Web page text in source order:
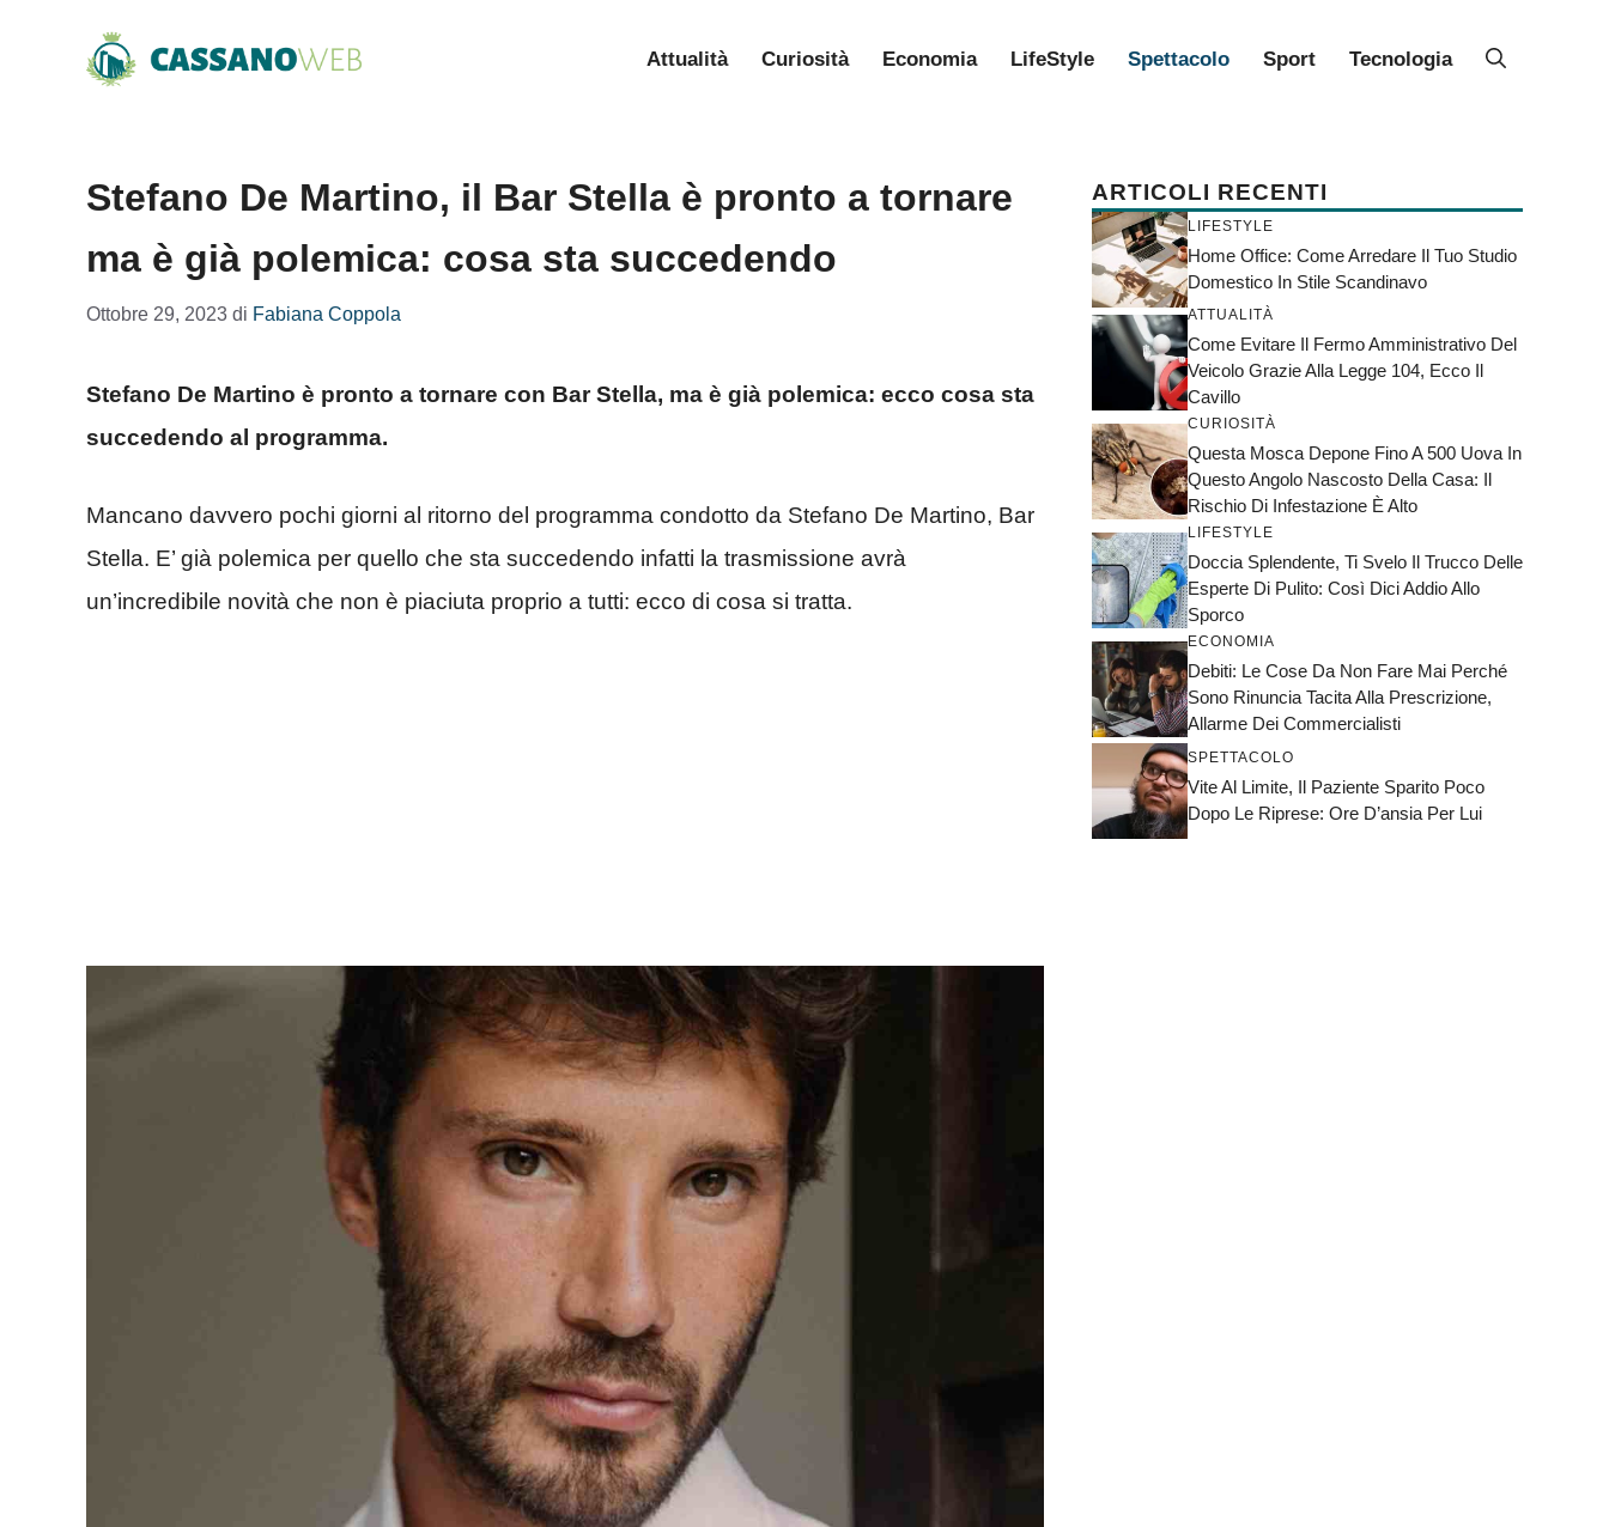
Attualità Curiosità Economia LifeStyle Spettacolo Sport Tecnologia
Stefano De Martino, il Bar Stella è pronto a tornare
ma è già polemica: cosa sta succedendo
Ottobre 29, 2023 di Fabiana Coppola
Stefano De Martino è pronto a tornare con Bar Stella, ma è già polemica: ecco cosa sta
succedendo al programma.
Mancano davvero pochi giorni al ritorno del programma condotto da Stefano De Martino, Bar
Stella. E’ già polemica per quello che sta succedendo infatti la trasmissione avrà
un’incredibile novità che non è piaciuta proprio a tutti: ecco di cosa si tratta.
ARTICOLI RECENTI
LIFESTYLE
Home Office: Come Arredare Il Tuo Studio
Domestico In Stile Scandinavo
ATTUALITÀ
Come Evitare Il Fermo Amministrativo Del
Veicolo Grazie Alla Legge 104, Ecco Il
Cavillo
CURIOSITÀ
Questa Mosca Depone Fino A 500 Uova In
Questo Angolo Nascosto Della Casa: Il
Rischio Di Infestazione È Alto
LIFESTYLE
Doccia Splendente, Ti Svelo Il Trucco Delle
Esperte Di Pulito: Così Dici Addio Allo
Sporco
ECONOMIA
Debiti: Le Cose Da Non Fare Mai Perché
Sono Rinuncia Tacita Alla Prescrizione,
Allarme Dei Commercialisti
SPETTACOLO
Vite Al Limite, Il Paziente Sparito Poco
Dopo Le Riprese: Ore D’ansia Per Lui